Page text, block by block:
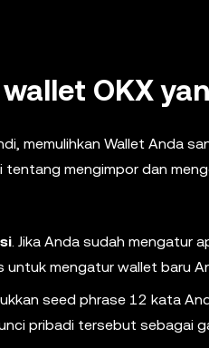
OKX
memulihkan Wallet Anda
mengimpor dan
. Jika Anda sudah mengatur
untuk mengatur wallet baru
seed phrase 12 kata
pribadi tersebut sebagai